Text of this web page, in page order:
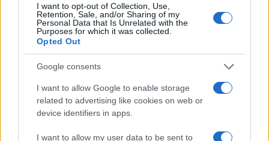
I want to opt-out of Collection, Use,
Retention, Sale, and/or Sharing of my
Personal Data that Is Unrelated with the
Purposes for which it was collected.
Opted Out
Google consents
I want to allow Google to enable storage
related to advertising like cookies on web or
device identifiers in apps.
I want to allow my user data to be sent to
Αθηνά Οικονομάκου: «Καρτ ποστάλ στον
παράδεισο» – Οι νέες φωτογραφίες από το
ταξίδι του μέλιτος
10.08.2026